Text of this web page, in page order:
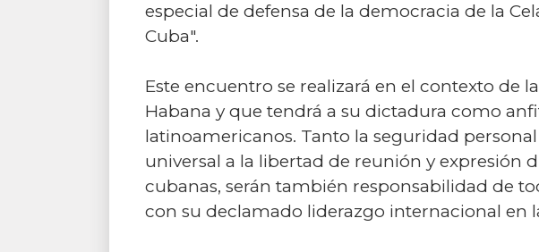
especial de defensa de la democracia de la
Cuba".
Este encuentro se realizará en el contexto de
Habana y que tendrá a su dictadura como
latinoamericanos. Tanto la seguridad
universal a la libertad de reunión y expresión
cubanas, serán también responsabilidad de
con su declamado liderazgo internacional en